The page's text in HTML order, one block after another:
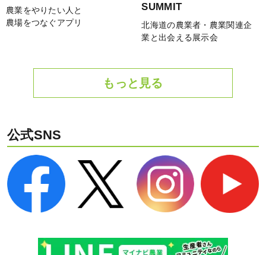
農業をやりたい人と
農場をつなぐアプリ
SUMMIT
北海道の農業者・農業関連企
業と出会える展示会
もっと見る
公式SNS